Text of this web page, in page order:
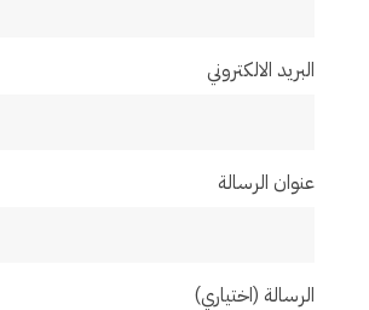
البريد الالكتروني
عنوان الرسالة
الرسالة (اختياري)